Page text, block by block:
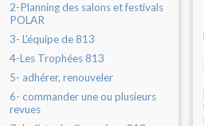
2-Planning des salons et festivals
POLAR
3- L'équipe de 813
4-Les Trophées 813
5- adhérer, renouveler
6- commander une ou plusieurs
revues